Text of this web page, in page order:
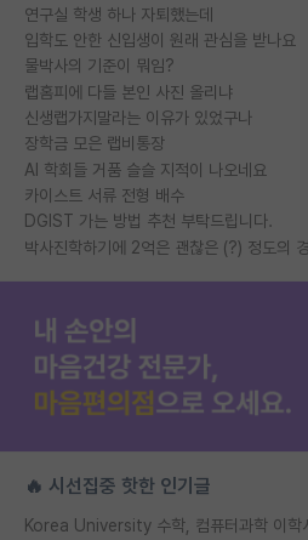
연구실 학생 하나 자퇴했는데
입학도 안한 신입생이 원래 관심을 받나요
물박사의 기준이 뭐임?
랩홈피에 다들 본인 사진 올리냐
신생랩가지말라는 이유가 있었구나
장학금 모은 랩비통장
AI 학회들 거품 슬슬 지적이 나오네요
카이스트 서류 전형 배수
DGIST 가는 방법 추천 부탁드립니다.
🔥 시선집중 핫한 인기글